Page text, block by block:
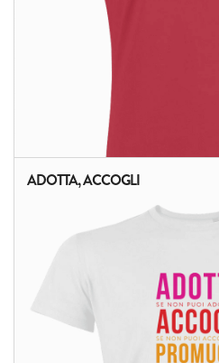
ADOTTA, ACCOGLI